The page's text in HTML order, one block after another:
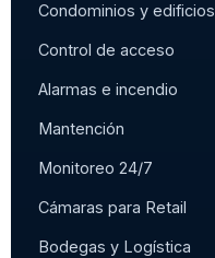
Condominios y edificios
Control de acceso
Alarmas e incendio
Mantención
Monitoreo 24/7
Cámaras para Retail
Bodegas y Logística